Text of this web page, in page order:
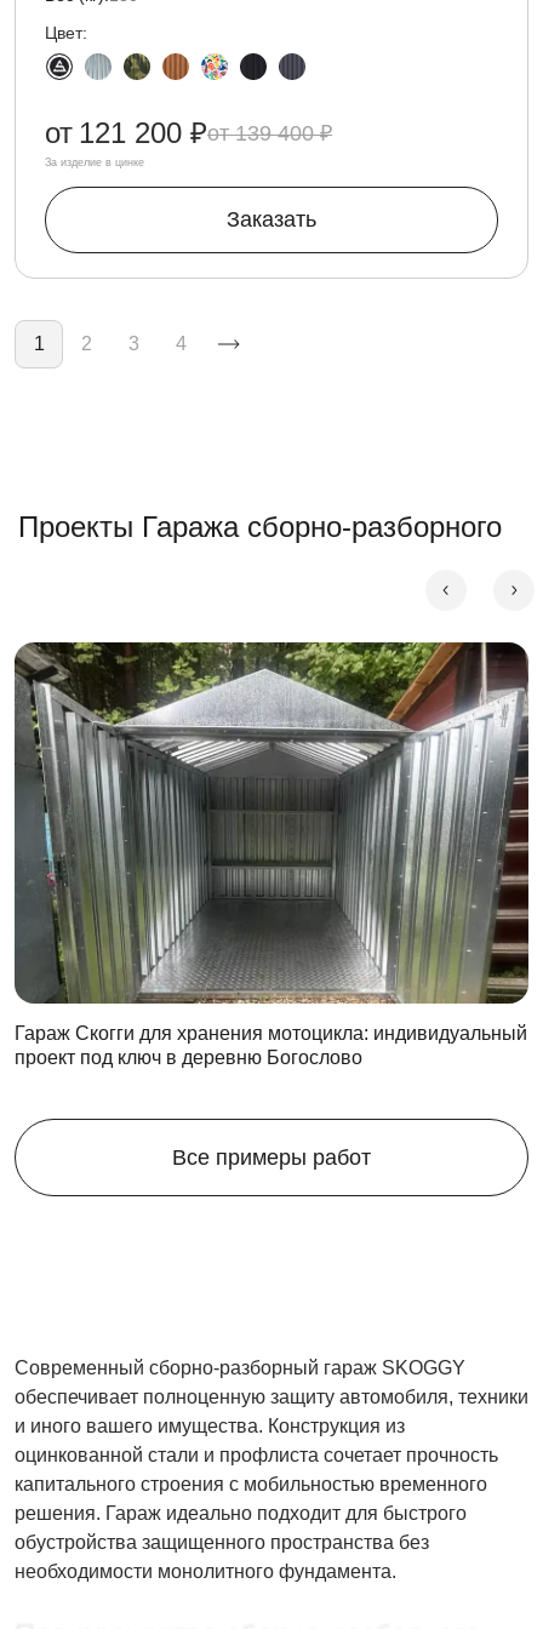
Цвет:
139 400 ₽
от 121 200 ₽
За изделие в цинке
Заказать
Нумерация страниц
1 2 3 4
Проекты Гаража сборно-разборного
Гараж Скогги для хранения мотоцикла: индивидуальный
проект под ключ в деревню Богослово
Все примеры работ
Современный сборно-разборный гараж SKOGGY
обеспечивает полноценную защиту автомобиля, техники
и иного вашего имущества. Конструкция из
оцинкованной стали и профлиста сочетает прочность
капитального строения с мобильностью временного
решения. Гараж идеально подходит для быстрого
обустройства защищенного пространства без
необходимости монолитного фундамента.